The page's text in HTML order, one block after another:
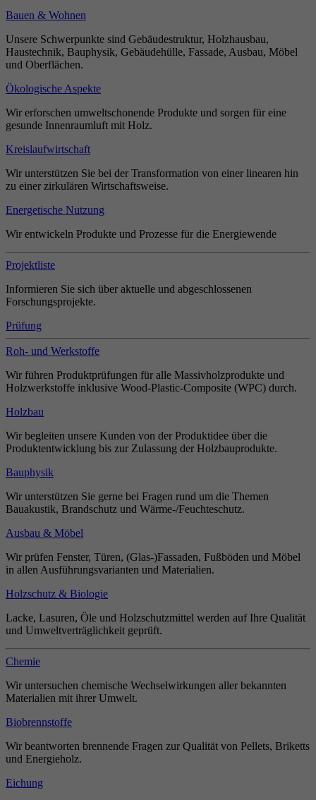
Bauen & Wohnen
Unsere Schwerpunkte sind Gebäudestruktur, Holzhausbau,
Haustechnik, Bauphysik, Gebäudehülle, Fassade, Ausbau, Möbel
und Oberflächen.
Ökologische Aspekte
Wir erforschen umweltschonende Produkte und sorgen für eine
gesunde Innenraumluft mit Holz.
Kreislaufwirtschaft
Wir unterstützen Sie bei der Transformation von einer linearen hin
zu einer zirkulären Wirtschaftsweise.
Energetische Nutzung
Wir entwickeln Produkte und Prozesse für die Energiewende
Projektliste
Informieren Sie sich über aktuelle und abgeschlossenen
Forschungsprojekte.
Prüfung
Roh- und Werkstoffe
Wir führen Produktprüfungen für alle Massivholzprodukte und
Holzwerkstoffe inklusive Wood-Plastic-Composite (WPC) durch.
Holzbau
Wir begleiten unsere Kunden von der Produktidee über die
Produktentwicklung bis zur Zulassung der Holzbauprodukte.
Bauphysik
Wir unterstützen Sie gerne bei Fragen rund um die Themen
Bauakustik, Brandschutz und Wärme-/Feuchteschutz.
Ausbau & Möbel
Wir prüfen Fenster, Türen, (Glas-)Fassaden, Fußböden und Möbel
in allen Ausführungsvarianten und Materialien.
Holzschutz & Biologie
Lacke, Lasuren, Öle und Holzschutzmittel werden auf Ihre Qualität
und Umweltverträglichkeit geprüft.
Chemie
Wir untersuchen chemische Wechselwirkungen aller bekannten
Materialien mit ihrer Umwelt.
Biobrennstoffe
Wir beantworten brennende Fragen zur Qualität von Pellets, Briketts
und Energieholz.
Eichung